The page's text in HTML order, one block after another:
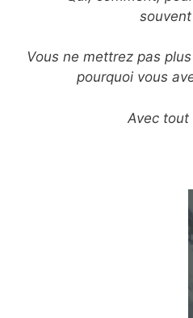
Vous ne mettrez pas
pourquoi vous
Avec tout